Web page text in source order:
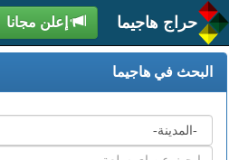
حراج هاجيما إعلن مجانا
البحث في هاجيما
المدن
اكتب